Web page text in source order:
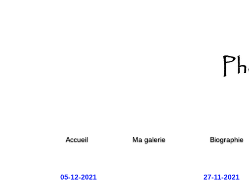
Accueil Ma galerie Biographie
05-12-2021
27-11-2021